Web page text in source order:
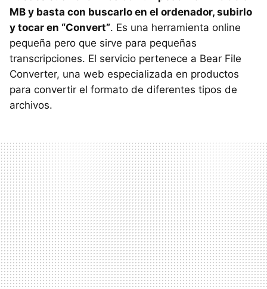
MB y basta con buscarlo en el ordenador, subirlo
y tocar en “Convert”. Es una herramienta online
pequeña pero que sirve para pequeñas
transcripciones. El servicio pertenece a Bear File
Converter, una web especializada en productos
para convertir el formato de diferentes tipos de
archivos.